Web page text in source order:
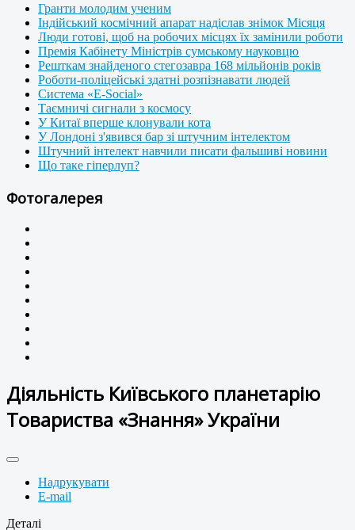
Гранти молодим ученим
Індійський космічний апарат надіслав знімок Місяця
Люди готові, щоб на робочих місцях їх замінили роботи
Премія Кабінету Міністрів сумському науковцю
Решткам знайденого стегозавра 168 мільйонів років
Роботи-поліцейські здатні розпізнавати людей
Система «E-Social»
Таємничі сигнали з космосу
У Китаї вперше клонували кота
У Лондоні з'явився бар зі штучним інтелектом
Штучний інтелект навчили писати фальшиві новини
Що таке гіперлуп?
Фотогалерея
Діяльність Київського планетарію
Товариства «Знання» України
Надрукувати
E-mail
Деталі